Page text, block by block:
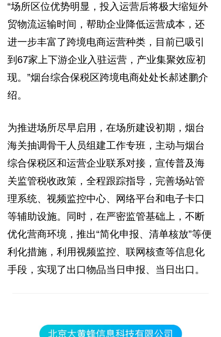
“场所区位优势明显，投入运营后将极大缩短外
贸物流运输时间，帮助企业降低运营成本，还
进一步丰富了跨境电商运营种类，目前已吸引
到67家上下游企业入驻运营，产业集聚效应初
现。”烟台综合保税区跨境电商处处长郝述鹏介
绍。
为推进场所尽早启用，在场所建设初期，烟台
海关抽调骨干人员组建工作专班，主动与烟台
综合保税区和运营企业联系对接，宣传普及海
关监管税收政策，全程跟踪指导，完善场站管
理系统、视频监控中心、网络平台和电子卡口
等辅助设施。同时，在严密监管基础上，不断
优化营商环境，推出“简化申报、清单核放”等便
利化措施，利用视频监控、联网核查等信息化
手段，实现了出口物品当日申报、当日出口。